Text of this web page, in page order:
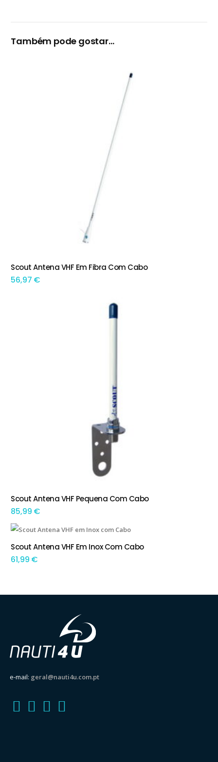
Também pode gostar…
ADICIONAR
Scout Antena VHF Em Fibra Com Cabo
56,97 €
ADICIONAR
Scout Antena VHF Pequena Com Cabo
85,99 €
ADICIONAR
Scout Antena VHF Em Inox Com Cabo
61,99 €
e-mail: geral@nauti4u.com.pt